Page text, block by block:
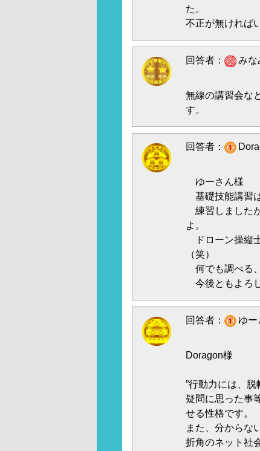
た。
不正が無ければ
回答者： みな
無線の講習会な
す。
回答者：
ゆーさん様
基礎技能講習
練習しました
よ。
ドローン操縦
（笑）
何でも調べる
今後ともよろ
回答者： ゆー
Doragon様
”行動力には、脱
疑問に思った事
せる性格です。
また、分からな
折角のネット社